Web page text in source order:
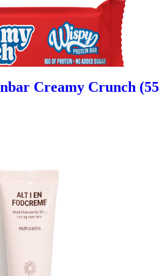
Creamy Crunch (55